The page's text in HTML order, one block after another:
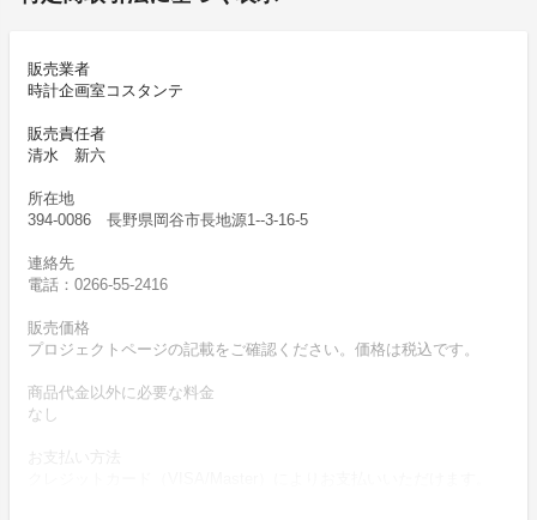
販売業者
時計企画室コスタンテ
販売責任者
清水 新六
所在地
394-0086 長野県岡谷市長地源1--3-16-5
連絡先
電話：0266-55-2416
販売価格
プロジェクトページの記載をご確認ください。価格は税込です。
商品代金以外に必要な料金
なし